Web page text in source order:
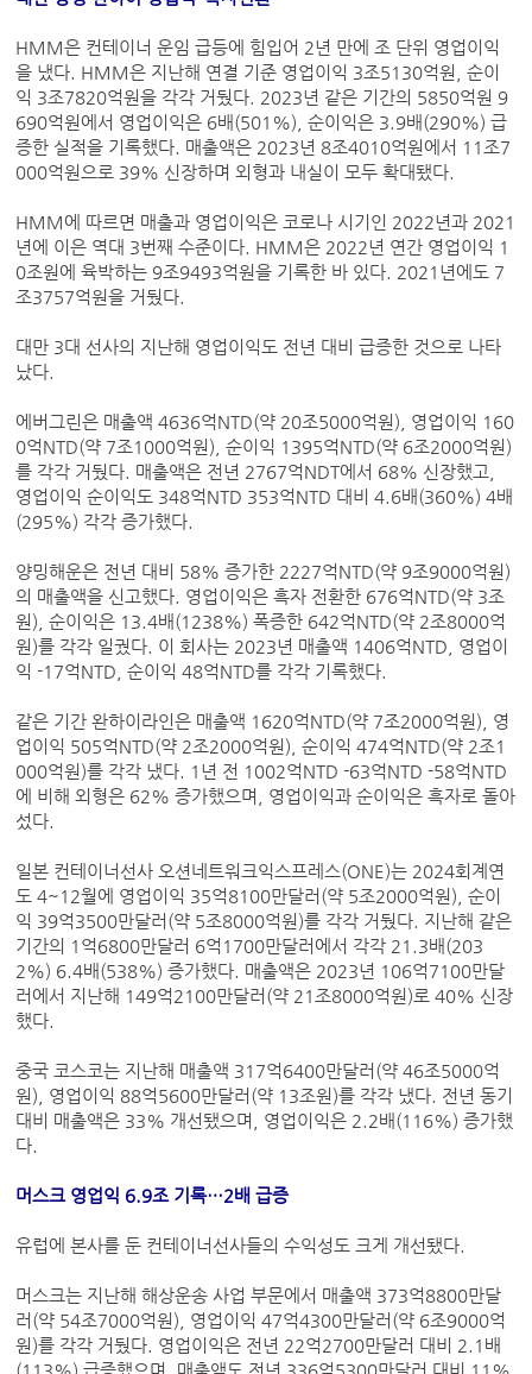
HMM은 컨테이너 운임 급등에 힘입어 2년 만에 조 단위 영업이익
을 냈다. HMM은 지난해 연결 기준 영업이익 3조5130억원, 순이
익 3조7820억원을 각각 거뒀다. 2023년 같은 기간의 5850억원 9
690억원에서 영업이익은 6배(501%), 순이익은 3.9배(290%) 급
증한 실적을 기록했다. 매출액은 2023년 8조4010억원에서 11조7
000억원으로 39% 신장하며 외형과 내실이 모두 확대됐다.
HMM에 따르면 매출과 영업이익은 코로나 시기인 2022년과 2021
년에 이은 역대 3번째 수준이다. HMM은 2022년 연간 영업이익 1
0조원에 육박하는 9조9493억원을 기록한 바 있다. 2021년에도 7
조3757억원을 거뒀다.
대만 3대 선사의 지난해 영업이익도 전년 대비 급증한 것으로 나타
났다.
에버그린은 매출액 4636억NTD(약 20조5000억원), 영업이익 160
0억NTD(약 7조1000억원), 순이익 1395억NTD(약 6조2000억원)
를 각각 거뒀다. 매출액은 전년 2767억NDT에서 68% 신장했고,
영업이익 순이익도 348억NTD 353억NTD 대비 4.6배(360%) 4배
(295%) 각각 증가했다.
양밍해운은 전년 대비 58% 증가한 2227억NTD(약 9조9000억원)
의 매출액을 신고했다. 영업이익은 흑자 전환한 676억NTD(약 3조
원), 순이익은 13.4배(1238%) 폭증한 642억NTD(약 2조8000억
원)를 각각 일궜다. 이 회사는 2023년 매출액 1406억NTD, 영업이
익 -17억NTD, 순이익 48억NTD를 각각 기록했다.
같은 기간 완하이라인은 매출액 1620억NTD(약 7조2000억원), 영
업이익 505억NTD(약 2조2000억원), 순이익 474억NTD(약 2조1
000억원)를 각각 냈다. 1년 전 1002억NTD -63억NTD -58억NTD
에 비해 외형은 62% 증가했으며, 영업이익과 순이익은 흑자로 돌아
섰다.
일본 컨테이너선사 오션네트워크익스프레스(ONE)는 2024회계연
도 4~12월에 영업이익 35억8100만달러(약 5조2000억원), 순이
익 39억3500만달러(약 5조8000억원)를 각각 거뒀다. 지난해 같은
기간의 1억6800만달러 6억1700만달러에서 각각 21.3배(203
2%) 6.4배(538%) 증가했다. 매출액은 2023년 106억7100만달
러에서 지난해 149억2100만달러(약 21조8000억원)로 40% 신장
했다.
중국 코스코는 지난해 매출액 317억6400만달러(약 46조5000억
원), 영업이익 88억5600만달러(약 13조원)를 각각 냈다. 전년 동기
대비 매출액은 33% 개선됐으며, 영업이익은 2.2배(116%) 증가했
다.
머스크 영업익 6.9조 기록…2배 급증
유럽에 본사를 둔 컨테이너선사들의 수익성도 크게 개선됐다.
머스크는 지난해 해상운송 사업 부문에서 매출액 373억8800만달
러(약 54조7000억원), 영업이익 47억4300만달러(약 6조9000억
원)를 각각 거뒀다. 영업이익은 전년 22억2700만달러 대비 2.1배